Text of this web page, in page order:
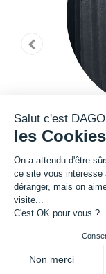
Cette bobine de
dans sa composition,
Salut c'est
les
On a attendu d'être
ce site vous intéresse
déranger, mais on
visite...
C'est OK pour vous ?
Non merci